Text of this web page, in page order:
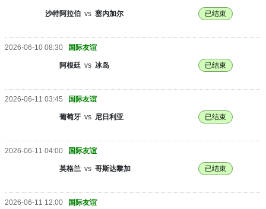
沙特阿拉伯 vs 塞内加尔 已结束
2026-06-10 08:30 国际友谊
阿根廷 vs 冰岛 已结束
2026-06-11 03:45 国际友谊
葡萄牙 vs 尼日利亚 已结束
2026-06-11 04:00 国际友谊
英格兰 vs 哥斯达黎加 已结束
2026-06-11 12:00 国际友谊